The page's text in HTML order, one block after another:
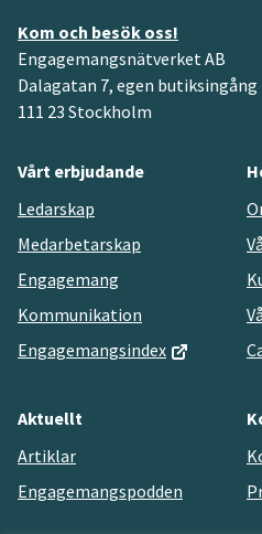
Kom och besök oss!
Engagemangsnätverket AB
Dalagatan 7, egen
111 23 Stockholm
Vårt erbjudande
Ledarskap
Medarbetarskap
Engagemang
Kommunikation
Engagemangsindex
Aktuellt
Artiklar
Engagemangspodden